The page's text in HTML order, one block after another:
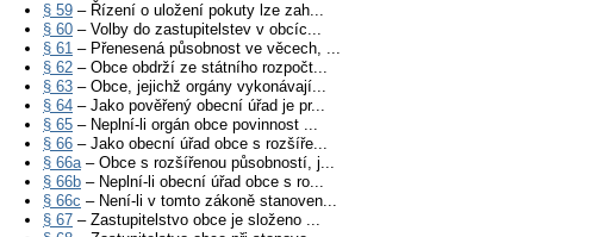
§ 59 – Řízení o uložení pokuty lze zah...
§ 60 – Volby do zastupitelstev v obcíc...
§ 61 – Přenesená působnost ve věcech, ...
§ 62 – Obce obdrží ze státního rozpočt...
§ 63 – Obce, jejichž orgány vykonávají...
§ 64 – Jako pověřený obecní úřad je pr...
§ 65 – Neplní-li orgán obce povinnost ...
§ 66 – Jako obecní úřad obce s rozšíře...
§ 66a– Obce s rozšířenou působností, j...
§ 66b – Neplní-li obecní úřad obce s ro...
§ 66c – Není-li v tomto zákoně stanoven...
§ 67 – Zastupitelstvo obce je složeno ...